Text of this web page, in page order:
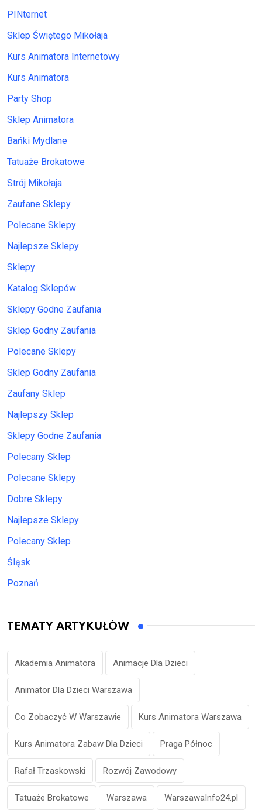
PINternet
Sklep Świętego Mikołaja
Kurs Animatora Internetowy
Kurs Animatora
Party Shop
Sklep Animatora
Bańki Mydlane
Tatuaże Brokatowe
Strój Mikołaja
Zaufane Sklepy
Polecane Sklepy
Najlepsze Sklepy
Sklepy
Katalog Sklepów
Sklepy Godne Zaufania
Sklep Godny Zaufania
Polecane Sklepy
Sklep Godny Zaufania
Zaufany Sklep
Najlepszy Sklep
Sklepy Godne Zaufania
Polecany Sklep
Polecane Sklepy
Dobre Sklepy
Najlepsze Sklepy
Polecany Sklep
Śląsk
Poznań
TEMATY ARTYKUŁÓW
Akademia Animatora Animacje Dla Dzieci
Animator Dla Dzieci Warszawa
Co Zobaczyć W Warszawie Kurs Animatora Warszawa
Kurs Animatora Zabaw Dla Dzieci Praga Północ
Rafał Trzaskowski Rozwój Zawodowy
Tatuaże Brokatowe Warszawa WarszawaInfo24.pl